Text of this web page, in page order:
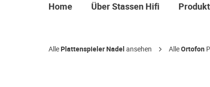
Home Über Stassen Hifi
AllePlattenspieler Nadel ansehen AlleOrtofon